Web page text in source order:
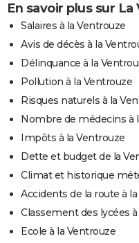
En savoir plus sur La
Salaires à la Ventrouze
Avis de décès à la
Délinquance à la
Pollution à la Ventrouze
Risques naturels à la
Nombre de médecins à
Impôts à la Ventrouze
Dette et budget de la
Climat et historique
Accidents de la route à
Classement des lycées
Ecole à la Ventrouze